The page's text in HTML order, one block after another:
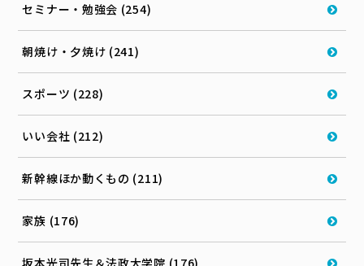
セミナー・勉強会 (254)
朝焼け・夕焼け (241)
スポーツ (228)
いい会社 (212)
新幹線ほか動くもの (211)
家族 (176)